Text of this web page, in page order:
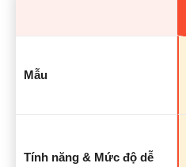
Mẫu
Tính năng & Mức độ dễ